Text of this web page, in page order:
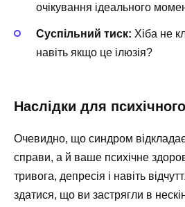
очікування ідеального
Суспільний тиск: Хіба не
навіть якщо це ілюзія?
Наслідки для
Очевидно, що синдром
справи, а й ваше психічне
тривога, депресія і навіть
здатися, що ви застрягли в